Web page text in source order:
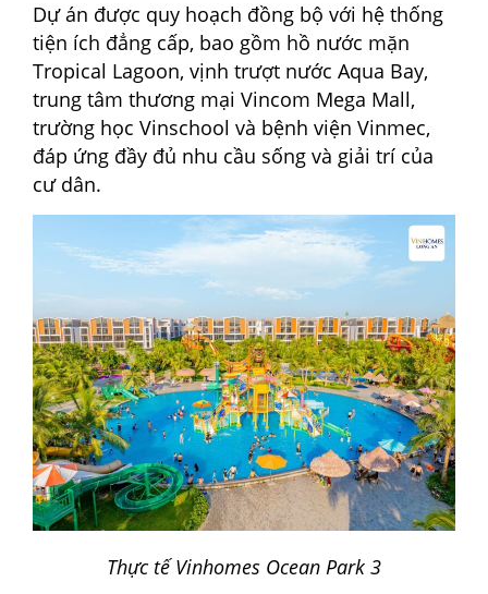
Dự án được quy hoạch đồng bộ với hệ thống
tiện ích đẳng cấp, bao gồm hồ nước mặn
Tropical Lagoon, vịnh trượt nước Aqua Bay,
trung tâm thương mại Vincom Mega Mall,
trường học Vinschool và bệnh viện Vinmec,
đáp ứng đầy đủ nhu cầu sống và giải trí của
cư dân.
Thực tế Vinhomes Ocean Park 3